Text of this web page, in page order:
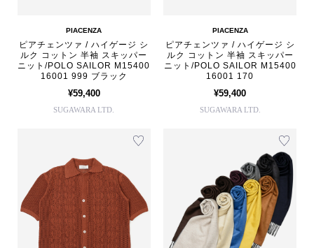
PIACENZA
ピアチェンツァ / ハイゲージ シ
ルク コットン 半袖 スキッパー
ニット/POLO SAILOR M15400
16001 999 ブラック
¥59,400
SUGAWARA LTD.
PIACENZA
ピアチェンツァ / ハイゲージ シ
ルク コットン 半袖 スキッパー
ニット/POLO SAILOR M15400
16001 170
¥59,400
SUGAWARA LTD.